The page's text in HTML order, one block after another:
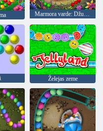
Marmora varde: Džungļu bumbas sprādziens
Želejas zeme